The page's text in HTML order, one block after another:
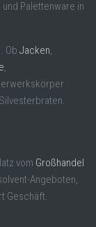
und Palettenware in
Ob Jacken,
,
vom Großhandel
Angeboten,
Geschäft.